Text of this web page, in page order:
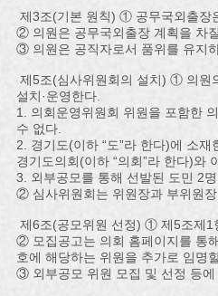
제3조(기본 원칙) ① 공무국외출장
② 의원은 공무국외출장 계획을 차
③ 의원은 공직자로서 품위를 유지
제5조(심사위원회의 설치) ① 의원
설치·운영한다.
1. 의회운영위원회 위원을 포함한
수 없다.
2. 경기도(이하 “도”라 한다)에 소
경기도의회(이하 “의회”라 한다)와
3. 외부공모를 통해 선발된 도민 2명
② 심사위원회는 위원장과 부위원
제6조(공모위원 선정) ① 제5조제1
② 모집공고는 의회 홈페이지를 통
호에 해당하는 위원을 추가로 임명
③ 외부공모 위원 모집 및 선정 등